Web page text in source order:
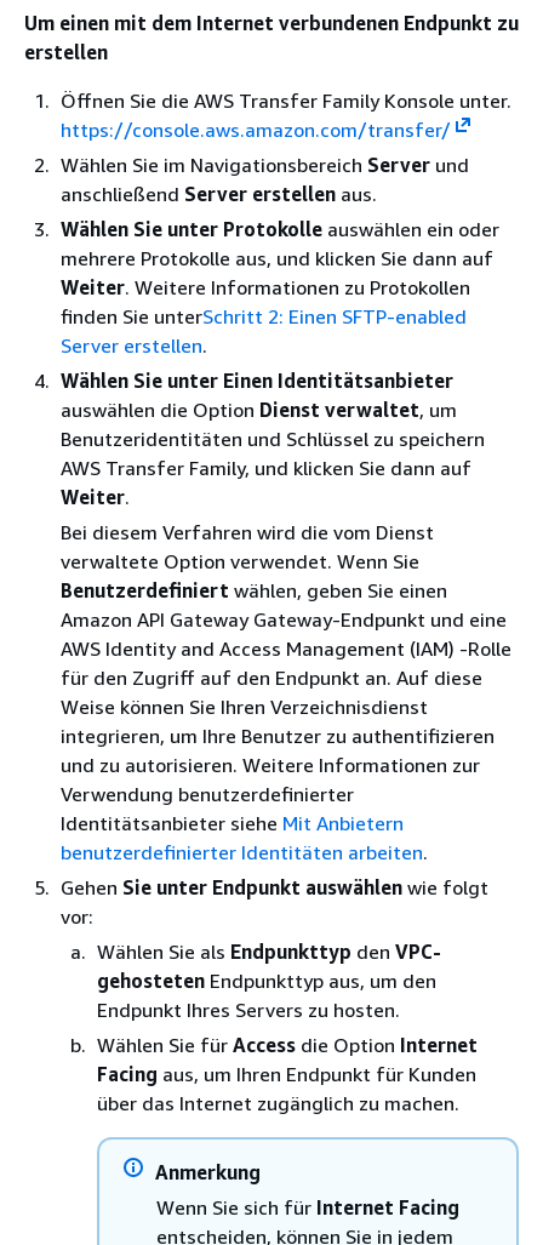
Um einen mit dem Internet verbundenen Endpunkt zu
erstellen
Öffnen Sie die AWS Transfer Family Konsole unter.
https://console.aws.amazon.com/transfer/
Wählen Sie im Navigationsbereich Server und
anschließend Server erstellen aus.
Wählen Sie unter Protokolle auswählen ein oder
mehrere Protokolle aus, und klicken Sie dann auf
Weiter. Weitere Informationen zu Protokollen
finden Sie unterSchritt 2: Einen SFTP-enabled
Server erstellen.
Wählen Sie unter Einen Identitätsanbieter
auswählen die Option Dienst verwaltet, um
Benutzeridentitäten und Schlüssel zu speichern
AWS Transfer Family, und klicken Sie dann auf
Weiter.
Bei diesem Verfahren wird die vom Dienst
verwaltete Option verwendet. Wenn Sie
Benutzerdefiniert wählen, geben Sie einen
Amazon API Gateway Gateway-Endpunkt und eine
AWS Identity and Access Management (IAM) -Rolle
für den Zugriff auf den Endpunkt an. Auf diese
Weise können Sie Ihren Verzeichnisdienst
integrieren, um Ihre Benutzer zu authentifizieren
und zu autorisieren. Weitere Informationen zur
Verwendung benutzerdefinierter
Identitätsanbieter siehe Mit Anbietern
benutzerdefinierter Identitäten arbeiten.
Gehen Sie unter Endpunkt auswählen wie folgt
vor:
Wählen Sie als Endpunkttyp den VPC-
gehosteten Endpunkttyp aus, um den
Endpunkt Ihres Servers zu hosten.
Wählen Sie für Access die Option Internet
Facing aus, um Ihren Endpunkt für Kunden
über das Internet zugänglich zu machen.
Anmerkung
Wenn Sie sich für Internet Facing
entscheiden, können Sie in jedem